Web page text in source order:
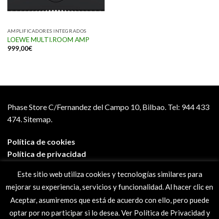
AMPLIFICADORES INTEGRADOS
LOEWE MULTI.ROOM AMP
999,00€
Phase Store C/Fernandez del Campo 10, Bilbao. Tel: 944 433
474. Sitemap.
Política de cookies
Política de privacidad
Condiciones de compra
Preguntas frecuentes
Este sitio web utiliza cookies y tecnologías similares para
mejorar su experiencia, servicios y funcionalidad. Al hacer clic en
Aceptar, asumiremos que está de acuerdo con ello, pero puede
optar por no participar si lo desea. Ver Política de Privacidad y